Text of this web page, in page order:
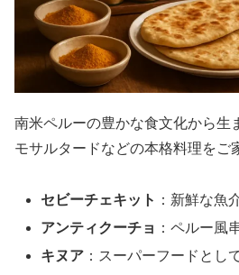
南米ペルーの豊かな食文化から生
モサルタードなどの本格料理をご
セビーチェキット ：新鮮な魚
アンティクーチョ ：ペルー風
キヌア ：スーパーフードとし